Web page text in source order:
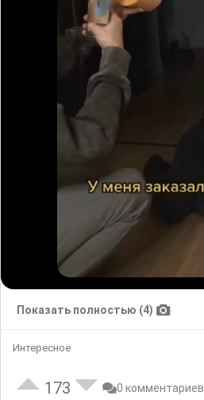
Показать полностью (4)
Интересное
173 0 комментариев